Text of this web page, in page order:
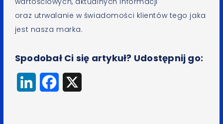
oraz utrwalanie w świadomości klientów tego jaka
jest nasza marka.
Spodobał Ci się artykuł? Udostępnij go:
LinkedInFacebook